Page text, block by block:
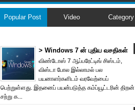
Popular Post Video Category
> Windows 7 ன் புதிய வசதிகள்
விண்டோஸ் 7 ஆப்பரேட்டிங் சிஸ்டம்,
விஸ்டா போல இல்லாமல் பல
பயனாளர்களிடம் வரவேற்பைப்
பெற்றுள்ளது. இதனைப் பயன்படுத்த கம்ப்யூட்டரின் திறன்
சற்று க...